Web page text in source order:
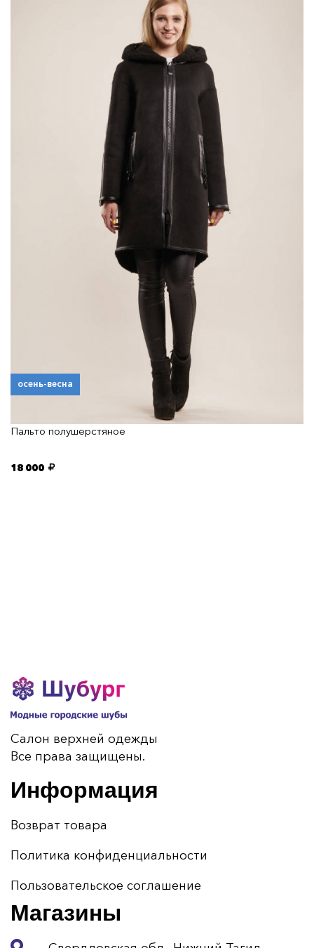
осень-весна
Пальто полушерстяное
18 000
Салон верхней одежды
Все права защищены.
Информация
Возврат товара
Политика конфиденциальности
Пользовательское соглашение
Магазины